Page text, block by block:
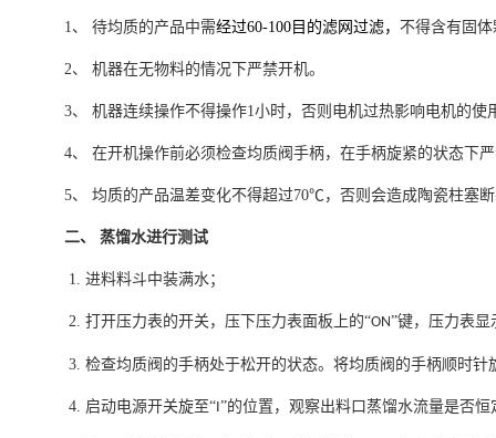
1、 待均质的产品中需经过60-100目的滤网过滤， 不得含有固
2、 机器在无物料的情况下严禁开机。
3、 机器连续操作不得操作1小时，否则电机过热影响电机的使
4、 在开机操作前必须检查均质阀手柄，在手柄旋紧的状态下
5、 均质的产品温差变化不得超过70℃，否则会造成陶瓷柱塞
二、 蒸馏水进行测试
1. 进料料斗中装满水；
2. 打开压力表的开关，压下压力表面板上的“ON”键，压力表显
3. 检查均质阀的手柄处于松开的状态。将均质阀的手柄顺时
4. 启动电源开关旋至“I”的位置，观察出料口蒸馏水流量是否恒